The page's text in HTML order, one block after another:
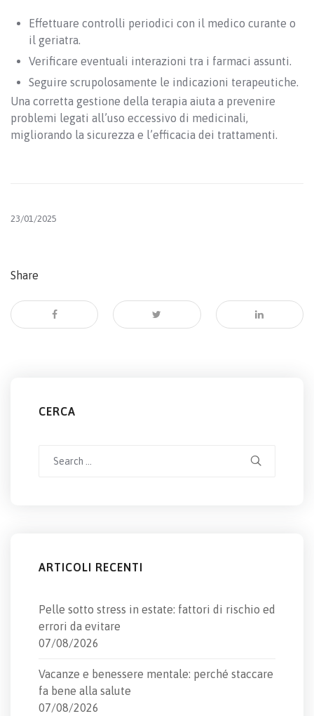
Effettuare controlli periodici con il medico curante o
il geriatra.
Verificare eventuali interazioni tra i farmaci assunti.
Seguire scrupolosamente le indicazioni terapeutiche.
Una corretta gestione della terapia aiuta a prevenire
problemi legati all’uso eccessivo di medicinali,
migliorando la sicurezza e l’efficacia dei trattamenti.
23/01/2025
Share
CERCA
ARTICOLI RECENTI
Pelle sotto stress in estate: fattori di rischio ed
errori da evitare
07/08/2026
Vacanze e benessere mentale: perché staccare
fa bene alla salute
07/08/2026